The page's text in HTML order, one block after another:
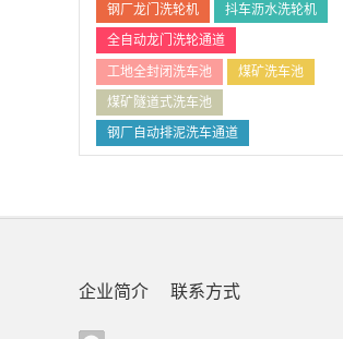
钢厂龙门洗轮机 抖车沥水洗轮机
全自动龙门洗轮通道
工地全封闭洗车池 煤矿洗车池
煤矿隧道式洗车池
钢厂自动排泥洗车通道
企业简介 联系方式